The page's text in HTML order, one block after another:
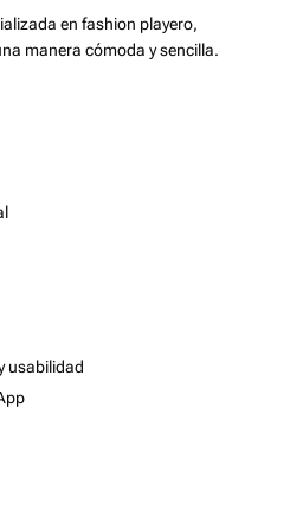
en fashion playero,
manera cómoda y sencilla.
usabilidad